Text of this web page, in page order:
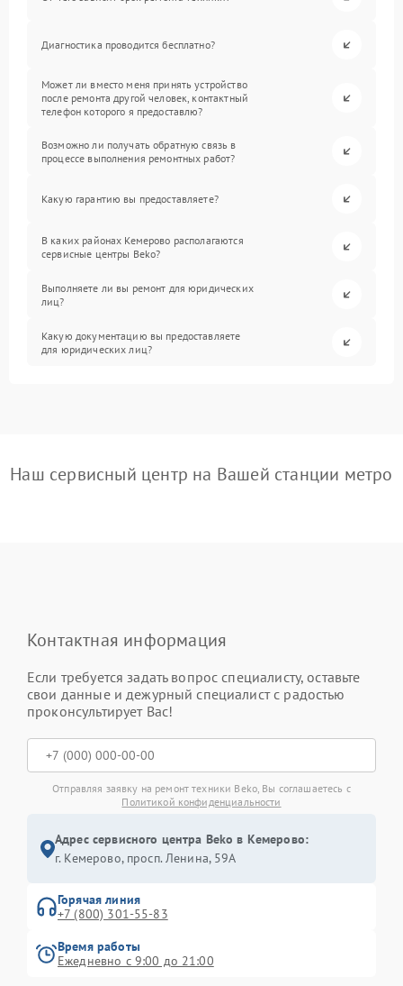
Диагностика проводится бесплатно?
Может ли вместо меня принять устройство
после ремонта другой человек, контактный
телефон которого я предоставлю?
Возможно ли получать обратную связь в
процессе выполнения ремонтных работ?
Какую гарантию вы предоставляете?
В каких районах Кемерово располагаются
сервисные центры Beko?
Выполняете ли вы ремонт для юридических
лиц?
Какую документацию вы предоставляете
для юридических лиц?
Наш сервисный центр на Вашей станции метро
Контактная информация
Если требуется задать вопрос специалисту, оставьте
свои данные и дежурный специалист с радостью
проконсультирует Вас!
Отправляя заявку на ремонт техники Beko, Вы соглашаетесь с
Политикой конфиденциальности
Адрес сервисного центра Beko в Кемерово:
г. Кемерово, просп. Ленина, 59А
Горячая линия
+7 (800) 301-55-83
Время работы
Ежедневно с 9:00 до 21:00